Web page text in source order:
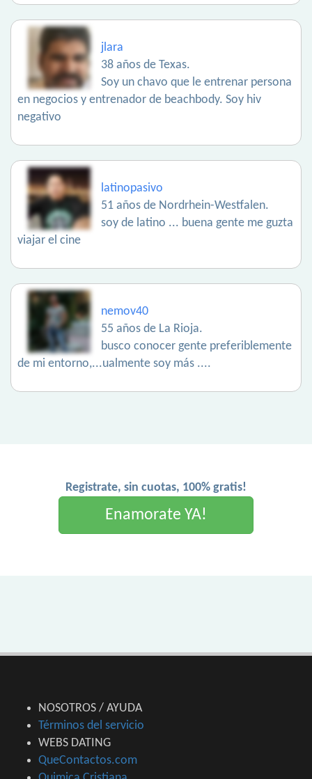
jlara
38 años de Texas.
Soy un chavo que le entrenar persona
en negocios y entrenador de beachbody. Soy hiv
negativo
latinopasivo
51 años de Nordrhein-Westfalen.
soy de latino ... buena gente me guzta
viajar el cine
nemov40
55 años de La Rioja.
busco conocer gente preferiblemente
de mi entorno,...ualmente soy más ....
Registrate, sin cuotas, 100% gratis!
Enamorate YA!
NOSOTROS / AYUDA
Términos del servicio
WEBS DATING
QueContactos.com